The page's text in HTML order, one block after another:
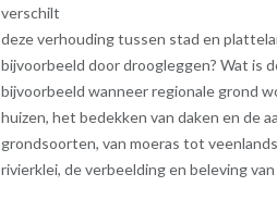
verschilt
deze verhouding tussen stad en
bijvoorbeeld door droogleggen? Wat is
bijvoorbeeld wanneer regionale grond
huizen, het bedekken van daken en de
grondsoorten, van moeras tot
rivierklei, de verbeelding en beleving